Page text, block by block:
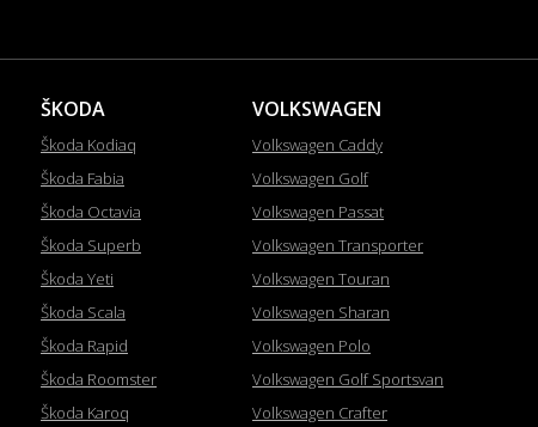
ŠKODA
Škoda Kodiaq
Škoda Fabia
Škoda Octavia
Škoda Superb
Škoda Yeti
Škoda Scala
Škoda Rapid
Škoda Roomster
Škoda Karoq
VOLKSWAGEN
Volkswagen Caddy
Volkswagen Golf
Volkswagen Passat
Volkswagen Transporter
Volkswagen Touran
Volkswagen Sharan
Volkswagen Polo
Volkswagen Golf Sportsvan
Volkswagen Crafter